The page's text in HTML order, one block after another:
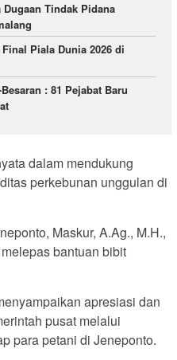
Dugaan Tindak Pidana
Piala Dunia 2026 di
: 81 Pejabat Baru
dalam mendukung
perkebunan unggulan di
Maskur, A.Ag., M.H.,
bantuan bibit
apresiasi dan
pusat melalui
para petani di Jeneponto.